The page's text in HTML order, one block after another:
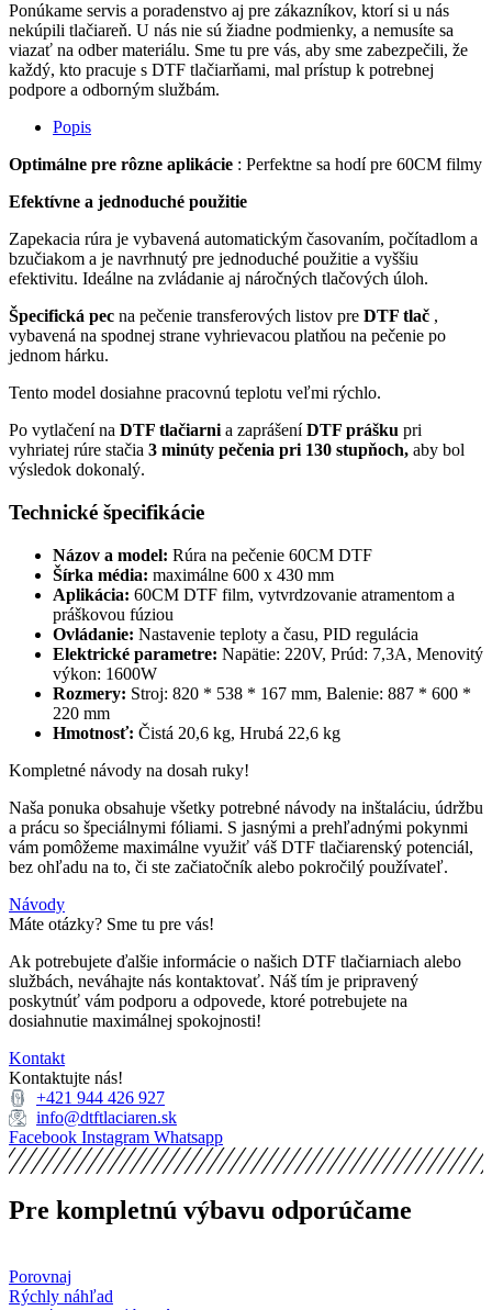
Ponúkame servis a poradenstvo aj pre zákazníkov, ktorí si u nás
nekúpili tlačiareň. U nás nie sú žiadne podmienky, a nemusíte sa
viazať na odber materiálu. Sme tu pre vás, aby sme zabezpečili, že
každý, kto pracuje s DTF tlačiarňami, mal prístup k potrebnej
podpore a odborným službám.
Popis
Optimálne pre rôzne aplikácie : Perfektne sa hodí pre 60CM filmy
Efektívne a jednoduché použitie
Zapekacia rúra je vybavená automatickým časovaním, počítadlom a
bzučiakom a je navrhnutý pre jednoduché použitie a vyššiu
efektivitu. Ideálne na zvládanie aj náročných tlačových úloh.
Špecifická pec na pečenie transferových listov pre DTF tlač ,
vybavená na spodnej strane vyhrievacou platňou na pečenie po
jednom hárku.
Tento model dosiahne pracovnú teplotu veľmi rýchlo.
Po vytlačení na DTF tlačiarnia zaprášeníDTF prášku pri
vyhriatej rúre stačia 3 minúty pečenia pri 130 stupňoch, aby bol
výsledok dokonalý.
Technické špecifikácie
Názov a model: Rúra na pečenie 60CM DTF
Šírka média: maximálne 600 x 430 mm
Aplikácia: 60CM DTF film, vytvrdzovanie atramentom a
práškovou fúziou
Ovládanie: Nastavenie teploty a času, PID regulácia
Elektrické parametre: Napätie: 220V, Prúd: 7,3A, Menovitý
výkon: 1600W
Rozmery: Stroj: 820 * 538 * 167 mm, Balenie: 887 * 600 *
220 mm
Hmotnosť: Čistá 20,6 kg, Hrubá 22,6 kg
Kompletné návody na dosah ruky!
Naša ponuka obsahuje všetky potrebné návody na inštaláciu, údržbu
a prácu so špeciálnymi fóliami. S jasnými a prehľadnými pokynmi
vám pomôžeme maximálne využiť váš DTF tlačiarenský potenciál,
bez ohľadu na to, či ste začiatočník alebo pokročilý používateľ.
Návody
Máte otázky? Sme tu pre vás!
Ak potrebujete ďalšie informácie o našich DTF tlačiarniach alebo
službách, neváhajte nás kontaktovať. Náš tím je pripravený
poskytnúť vám podporu a odpovede, ktoré potrebujete na
dosiahnutie maximálnej spokojnosti!
Kontakt
Kontaktujte nás!
+421 944 426 927
info@dtftlaciaren.sk
Facebook Instagram Whatsapp
Pre kompletnú výbavu odporúčame
Porovnaj
Rýchly náhľad